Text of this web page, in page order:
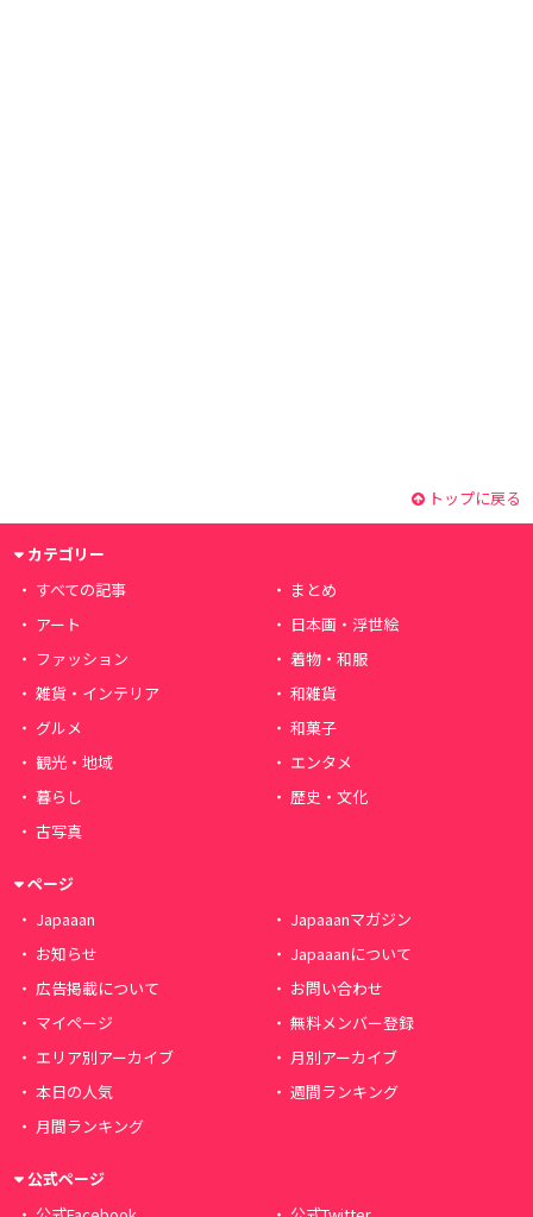
トップに戻る
カテゴリー
すべての記事
まとめ
アート
日本画・浮世絵
ファッション
着物・和服
雑貨・インテリア
和雑貨
グルメ
和菓子
観光・地域
エンタメ
暮らし
歴史・文化
古写真
ページ
Japaaan
Japaaanマガジン
お知らせ
Japaaanについて
広告掲載について
お問い合わせ
マイページ
無料メンバー登録
エリア別アーカイブ
月別アーカイブ
本日の人気
週間ランキング
月間ランキング
公式ページ